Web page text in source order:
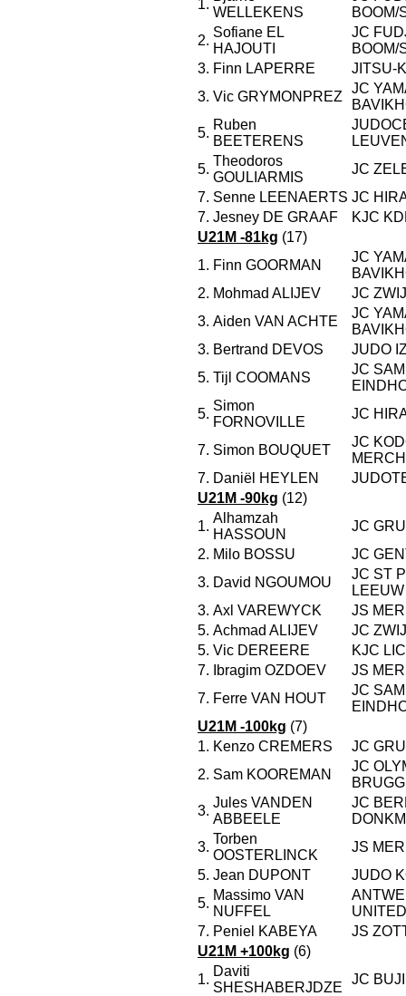
1.
WELLEKENS
BOOM/
2.
Sofiane EL
HAJOUTI
JC
BOOM/
3. Finn LAPERRE
JITSU-
3. Vic GRYMONPREZ
JC
5.
Ruben
BEETERENS
5.
Theodoros
GOULIARMIS
JC
7. Senne LEENAERTS JC
7. Jesney DE GRAAF
KJC
U21M -81kg (17)
1. Finn GOORMAN
JC
2. Mohmad ALIJEV
JC
3. Aiden VAN ACHTE
JC
3. Bertrand DEVOS
JUDO
5. Tijl COOMANS
JC
5.
Simon
FORNOVILLE
JC
7. Simon BOUQUET
JC
7. Daniël HEYLEN
U21M -90kg (12)
1.
Alhamzah
HASSOUN
JC
2. Milo BOSSU
JC
3. David NGOUMOU
JC ST
LEEUW
3. Axl VAREWYCK
JS
5. Achmad ALIJEV
JC
5. Vic DEREERE
KJC
7.
Ibragim OZDOEV
JS
7. Ferre VAN HOUT
JC
U21M -100kg (7)
1. Kenzo CREMERS
JC
2. Sam KOOREMAN
JC
3.
Jules VANDEN
ABBEELE
JC
3.
Torben
OOSTERLINCK
JS
5. Jean DUPONT
JUDO
5.
Massimo VAN
NUFFEL
7. Peniel KABEYA
JS
U21M +100kg (6)
1.
Daviti
SHESHABERJDZE
JC